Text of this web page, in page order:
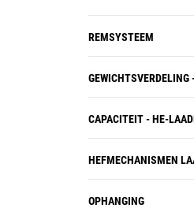
REMSYSTEEM
CAPACITEIT - HE-
HEFMECHANISMEN
OPHANGING